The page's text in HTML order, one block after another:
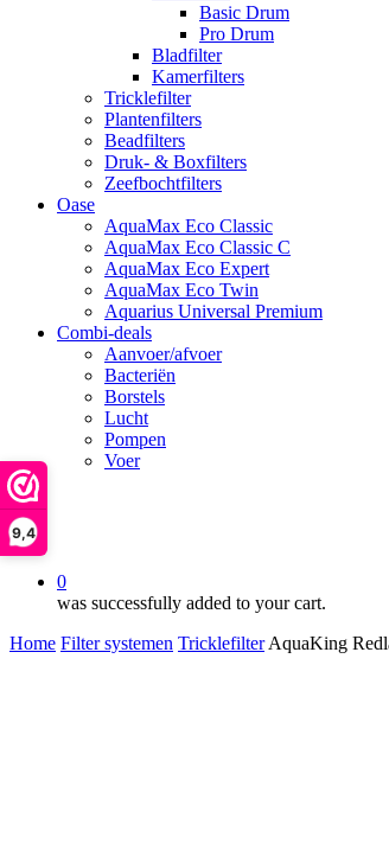
9,4
Basic Drum
Pro Drum
Bladfilter
Kamerfilters
Tricklefilter
Plantenfilters
Beadfilters
Druk- & Boxfilters
Zeefbochtfilters
Oase
AquaMax Eco Classic
AquaMax Eco Classic C
AquaMax Eco Expert
AquaMax Eco Twin
Aquarius Universal Premium
Combi-deals
Aanvoer/afvoer
Bacteriën
Borstels
Lucht
Pompen
Voer
0
was successfully added to your cart.
Home Filter systemen Tricklefilter AquaKing